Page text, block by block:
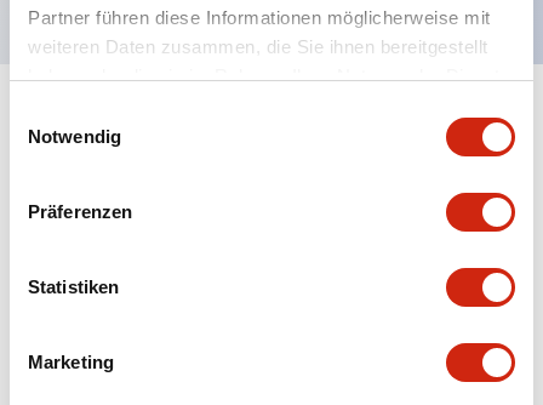
Partner führen diese Informationen möglicherweise mit
weiteren Daten zusammen, die Sie ihnen bereitgestellt
haben oder die sie im Rahmen Ihrer Nutzung der Dienste
Notwendig
Präferenzen
Statistiken
Marketing
Spezifikationen Alle erweitern+
Mounting and Installation Specifications